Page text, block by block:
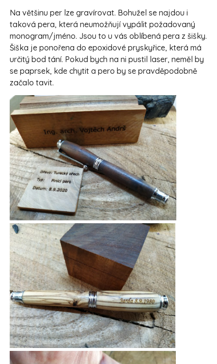
Na většinu per lze gravírovat. Bohužel se najdou i
taková pera, která neumožňují vypálit požadovaný
monogram/jméno. Jsou to u vás oblíbená pera z šišky.
Šiška je ponořena do epoxidové pryskyřice, která má
určitý bod tání. Pokud bych na ni pustil laser, neměl by
se paprsek, kde chytit a pero by se pravděpodobně
začalo tavit.